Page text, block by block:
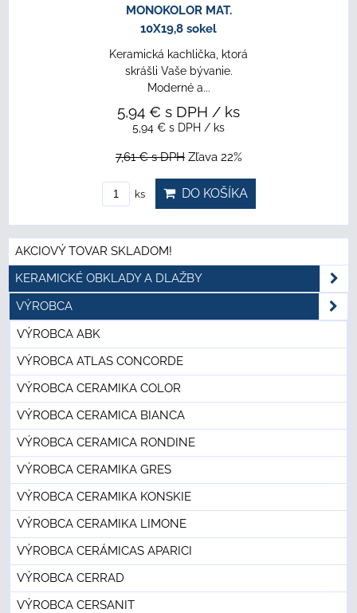
MONOKOLOR MAT.
10X19,8 sokel
Keramická kachlička, ktorá
skrášli Vaše bývanie.
Moderné a...
5,94 € s DPH / ks
5,94 € s DPH / ks
7,61 €s DPH Zľava 22%
ks DO KOŠÍKA
AKCIOVÝ TOVAR SKLADOM!
KERAMICKÉ OBKLADY A DLAŽBY
VÝROBCA
VÝROBCA ABK
VÝROBCA ATLAS CONCORDE
VÝROBCA CERAMIKA COLOR
VÝROBCA CERAMICA BIANCA
VÝROBCA CERAMICA RONDINE
VÝROBCA CERAMIKA GRES
VÝROBCA CERAMIKA KONSKIE
VÝROBCA CERAMIKA LIMONE
VÝROBCA CERÁMICAS APARICI
VÝROBCA CERRAD
VÝROBCA CERSANIT